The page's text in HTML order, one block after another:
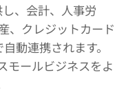
し、会計、人事労
、クレジットカード
動連携されます。
モールビジネスをよ